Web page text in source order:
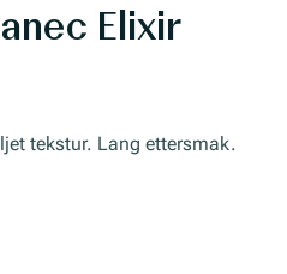
Elixir
tekstur. Lang ettersmak.